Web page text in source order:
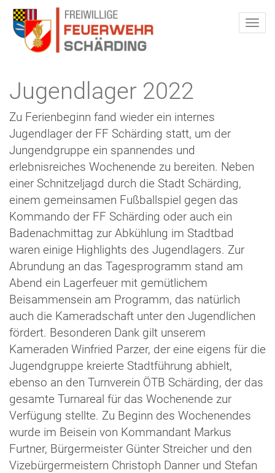
Jugendlager 2022
Zu Ferienbeginn fand wieder ein internes
Jugendlager der FF Schärding statt, um der
Jungendgruppe ein spannendes und
erlebnisreiches Wochenende zu bereiten. Neben
einer Schnitzeljagd durch die Stadt Schärding,
einem gemeinsamen Fußballspiel gegen das
Kommando der FF Schärding oder auch ein
Badenachmittag zur Abkühlung im Stadtbad
waren einige Highlights des Jugendlagers. Zur
Abrundung an das Tagesprogramm stand am
Abend ein Lagerfeuer mit gemütlichem
Beisammensein am Programm, das natürlich
auch die Kameradschaft unter den Jugendlichen
fördert. Besonderen Dank gilt unserem
Kameraden Winfried Parzer, der eine eigens für die
Jugendgruppe kreierte Stadtführung abhielt,
ebenso an den Turnverein ÖTB Schärding, der das
gesamte Turnareal für das Wochenende zur
Verfügung stellte. Zu Beginn des Wochenendes
wurde im Beisein von Kommandant Markus
Furtner, Bürgermeister Günter Streicher und den
Vizebürgermeistern Christoph Danner und Stefan